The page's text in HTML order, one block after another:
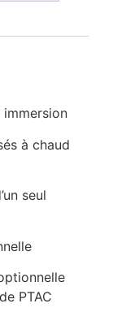
immersion
à chaud
seul
PTAC